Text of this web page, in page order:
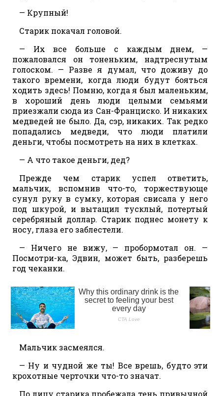
— Крупный!
Старик покачал головой.
— Их все больше с каждым днем, —
пожаловался он тоненьким, надтреснутым
голоском. — Разве я думал, что доживу до
такого времени, когда люди будут бояться
ходить здесь! Помню, когда я был маленьким,
в хороший день люди целыми семьями
приезжали сюда из Сан-Франциско. И никаких
медведей не было. Да, сэр, никаких. Так редко
попадались медведи, что люди платили
деньги, чтобы посмотреть на них в клетках.
— А что такое деньги, дед?
Прежде чем старик успел ответить,
мальчик, вспомнив что-то, торжествующе
сунул руку в сумку, которая свисала у него
под шкурой, и вытащил тусклый, потертый
серебряный доллар. Старик поднес монету к
носу, глаза его заблестели.
— Ничего не вижу, — пробормотал он. —
Посмотри-ка, Эдвин, может быть, разберешь
год чеканки.
Мальчик засмеялся.
— Ну и чудной же ты! Все врешь, будто эти
крохотные черточки что-то значат.
По лицу старика пробежала тень привычной